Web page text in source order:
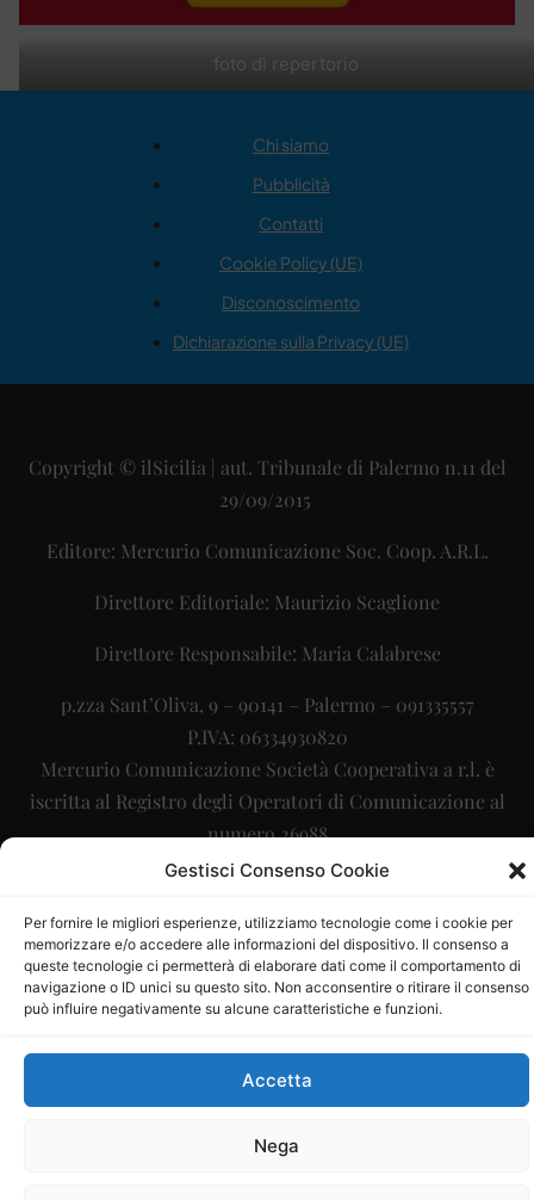
Gestisci Consenso Cookie
Per fornire le migliori esperienze, utilizziamo tecnologie come i cookie per
memorizzare e/o accedere alle informazioni del dispositivo. Il consenso a
queste tecnologie ci permetterà di elaborare dati come il comportamento di
navigazione o ID unici su questo sito. Non acconsentire o ritirare il consenso
può influire negativamente su alcune caratteristiche e funzioni.
Accetta
Nega
foto di repertorio
Chi siamo
Pubblicità
Contatti
Cookie Policy (UE)
Disconoscimento
Dichiarazione sulla Privacy (UE)
Copyright © ilSicilia | aut. Tribunale di Palermo n.11 del
29/09/2015
Editore: Mercurio Comunicazione Soc. Coop. A.R.L.
Direttore Editoriale: Maurizio Scaglione
Direttore Responsabile: Maria Calabrese
p.zza Sant’Oliva, 9 – 90141 – Palermo – 091335557
P.IVA: 06334930820
Mercurio Comunicazione Società Cooperativa a r.l. è
iscritta al Registro degli Operatori di Comunicazione al
numero 26988
Sito gestito daLa Digitale srl– info@ladigitale.it